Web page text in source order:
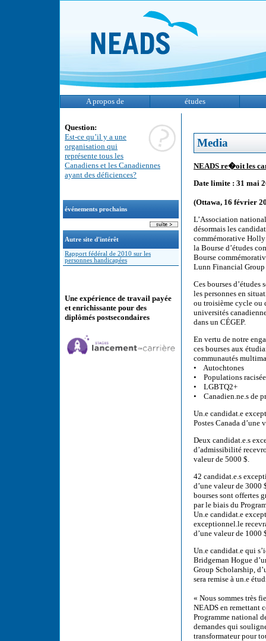
A propos de études
Question:
Est-ce qu’il y a une
organisation qui
représente tous les
Canadiens et les Canadiennes
ayant des déficiences?
événements prochains
Autre site d'intérêt
Rapport fédéral de 2010 sur les
personnes handicapées
Une expérience de travail payée
et enrichissante pour des
diplômés postsecondaires
Media
NEADS re�oit les
Date limite : 31 mai
(Ottawa, 16 février
L’Association
désormais les
commémorative
la Bourse d’études
Bourse
Lunn Financial
Ces bourses
les personnes en
ou troisième cycle ou
universités
dans un CÉGEP.
En vertu de notre
ces bourses aux
communautés
• Autochtones
• Populations
• LGBTQ2+
• Canadien.ne.s de
Un.e candidat.e
Postes Canada d’une
Deux candidat.e.s
d’admissibilité
valeur de 5000 $.
42 candidat.e.s
d’une valeur de 3000
bourses sont offertes
par le biais du
Un.e candidat.e
exceptionnel.le
d’une valeur de 1000
Un.e candidat.e qui
Bridgeman Hogue
Group Scholarship,
sera remise à un.e
« Nous sommes très
NEADS en remettant
Programme national
demandes qui
transformateur pour